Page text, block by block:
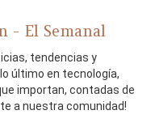
- El Semanal
tendencias y
último en tecnología,
importan, contadas de
a nuestra comunidad!